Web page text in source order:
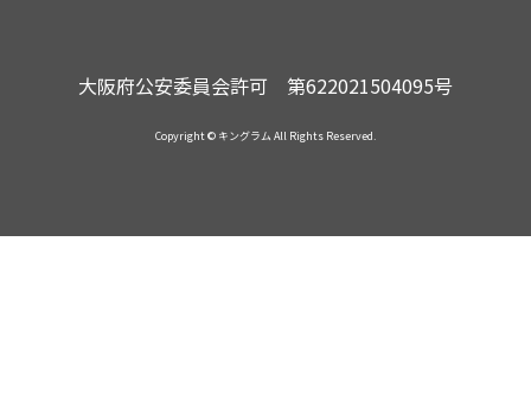
大阪府公安委員会許可 第622021504095号
Copyright © キングラム All Rights Reserved.